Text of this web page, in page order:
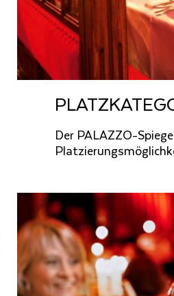
Der PALAZZO-